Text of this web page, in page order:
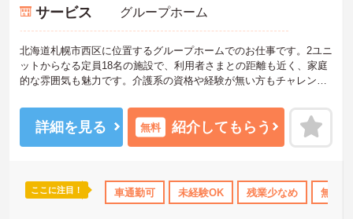
残業少なめ 無資格OK オープニングスタッフ募集 資格取
サービス グループホーム
北海道札幌市西区に位置するグループホームでのお仕事です。2ユニ
ットからなる定員18名の施設で、利用者さまとの距離も近く、家庭
的な雰囲気も魅力です。介護系の資格や経験が無い方もチャレンジ
も確保しやすいです。ご興味のある方には、面接対策ポイントな
ど、さらに詳細をお話しいたしますのでお気軽にご相談ください！
詳細を見る 無料 紹介してもらう
ここに注目！ 車通勤可 未経験OK 残業少なめ 無資